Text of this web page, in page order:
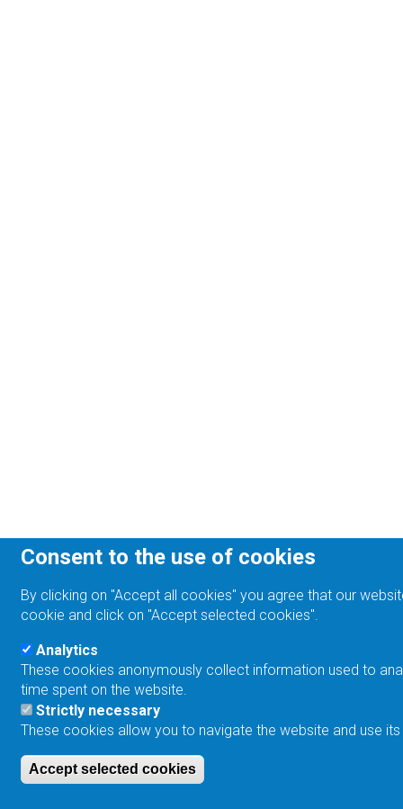
Consent to the use of cookies
By clicking on "Accept all cookies" you agree that our
cookie and click on "Accept selected cookies".
Analytics
These cookies anonymously collect information used to
time spent on the website.
Strictly necessary
These cookies allow you to navigate the website and use
Accept selected cookies